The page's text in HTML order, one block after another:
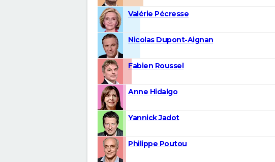
Valérie Pécresse
Nicolas Dupont-Aignan
Fabien Roussel
Anne Hidalgo
Yannick Jadot
Philippe Poutou